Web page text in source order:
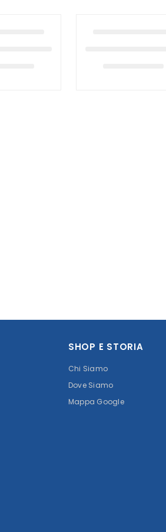
SHOP E STORIA
Chi Siamo
Dove Siamo
Mappa Google